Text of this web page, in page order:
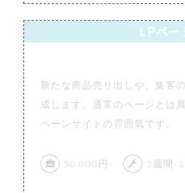
LPペー
新たな商品売り出しや、集客
成します。通常のページとは
ペーンサイトの雰囲気です。
50,000円- 2週間-1